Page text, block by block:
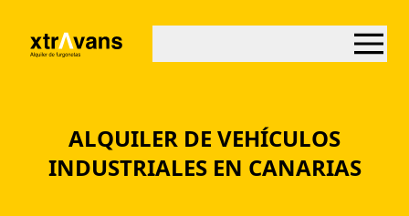
ALQUILER DE VEHÍCULOS
INDUSTRIALES EN CANARIAS